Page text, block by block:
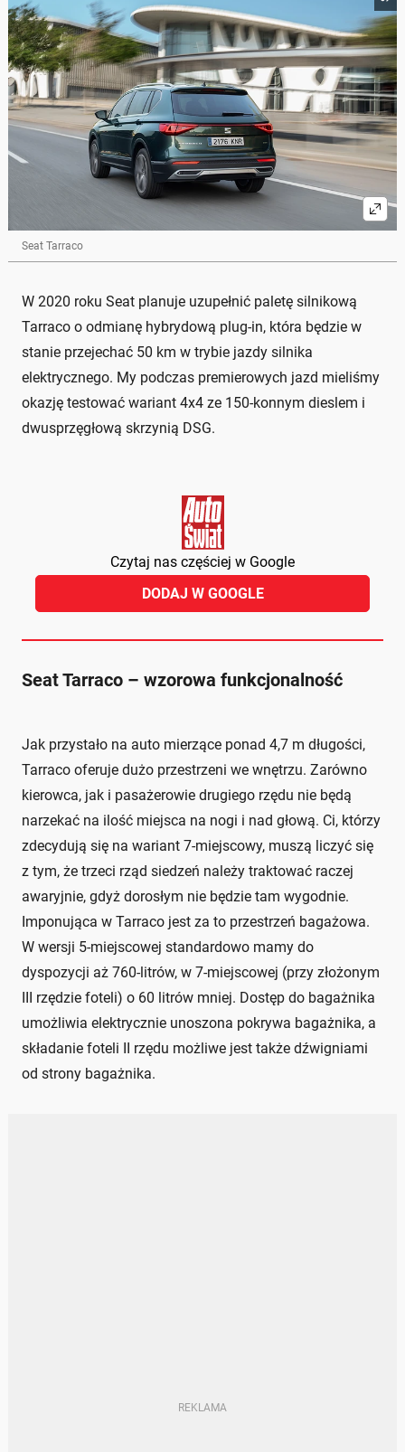
Seat Tarraco
W 2020 roku Seat planuje uzupełnić paletę silnikową
Tarraco o odmianę hybrydową plug-in, która będzie w
stanie przejechać 50 km w trybie jazdy silnika
elektrycznego. My podczas premierowych jazd mieliśmy
okazję testować wariant 4x4 ze 150-konnym dieslem i
dwusprzęgłową skrzynią DSG.
Czytaj nas częściej w Google
DODAJ W GOOGLE
Seat Tarraco – wzorowa funkcjonalność
Jak przystało na auto mierzące ponad 4,7 m długości,
Tarraco oferuje dużo przestrzeni we wnętrzu. Zarówno
kierowca, jak i pasażerowie drugiego rzędu nie będą
narzekać na ilość miejsca na nogi i nad głową. Ci, którzy
zdecydują się na wariant 7-miejscowy, muszą liczyć się
z tym, że trzeci rząd siedzeń należy traktować raczej
awaryjnie, gdyż dorosłym nie będzie tam wygodnie.
Imponująca w Tarraco jest za to przestrzeń bagażowa.
W wersji 5-miejscowej standardowo mamy do
dyspozycji aż 760-litrów, w 7-miejscowej (przy złożonym
III rzędzie foteli) o 60 litrów mniej. Dostęp do bagażnika
umożliwia elektrycznie unoszona pokrywa bagażnika, a
składanie foteli II rzędu możliwe jest także dźwigniami
od strony bagażnika.